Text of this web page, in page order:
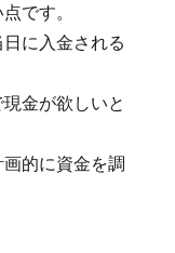
です。
に入金される
金が欲しいと
的に資金を調